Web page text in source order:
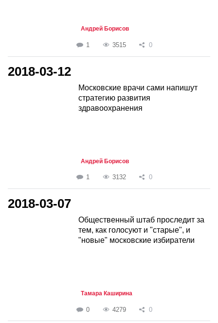
Андрей Борисов
1 3515 0
2018-03-12
Московские врачи сами напишут
стратегию развития
здравоохранения
Андрей Борисов
1 3132 0
2018-03-07
Общественный штаб проследит за
тем, как голосуют и "старые", и
"новые" московские избиратели
Тамара Каширина
0 4279 0